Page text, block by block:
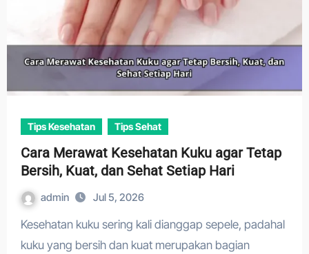
Tips Kesehatan Tips Sehat
Cara Merawat Kesehatan Kuku agar Tetap
Bersih, Kuat, dan Sehat Setiap Hari
admin Jul 5, 2026
Kesehatan kuku sering kali dianggap sepele, padahal
kuku yang bersih dan kuat merupakan bagian